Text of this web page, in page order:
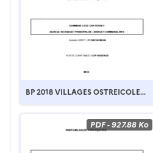
BP 2018 VILLAGES OSTREICOLES.
PDF-927.88 Ko